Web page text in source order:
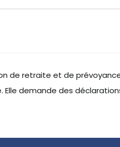
de retraite et de
Elle demande des